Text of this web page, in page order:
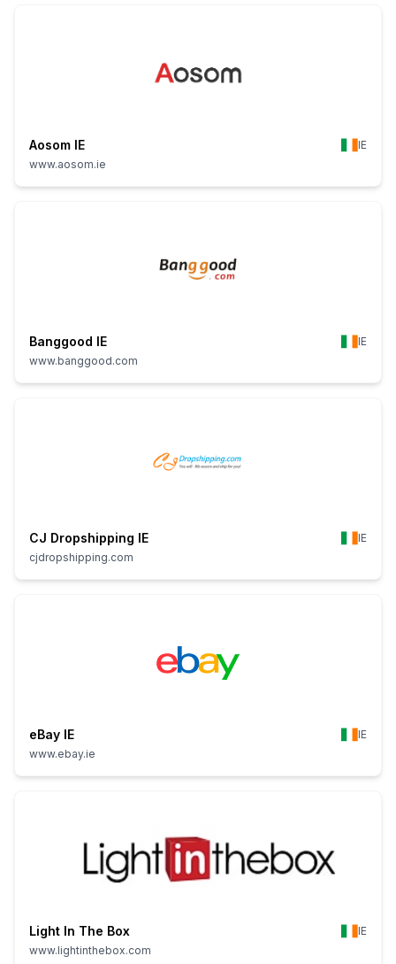
Aosom IE
IE
www.aosom.ie
Banggood IE
IE
www.banggood.com
CJ Dropshipping IE
IE
cjdropshipping.com
eBay IE
IE
www.ebay.ie
Light In The Box
IE
www.lightinthebox.com